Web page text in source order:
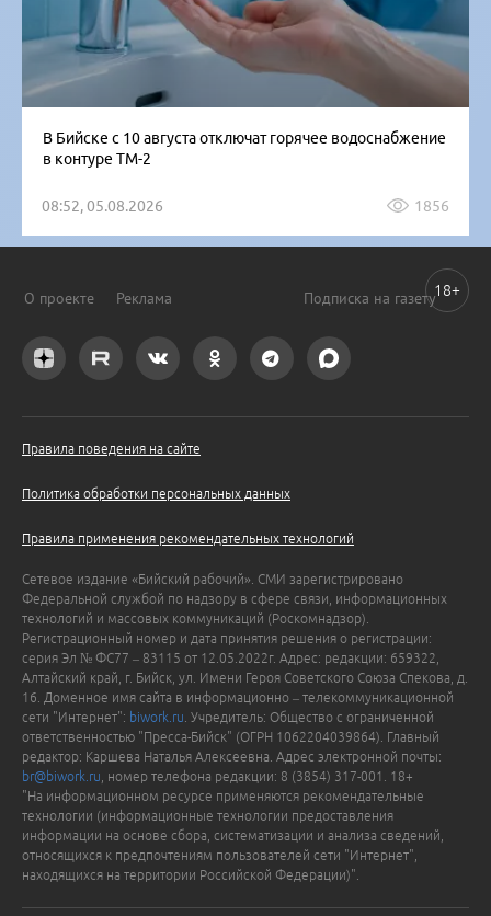
В Бийске с 10 августа отключат горячее водоснабжение
в контуре ТМ-2
08:52, 05.08.2026 1856
О проекте Реклама Подписка на газету
Правила поведения на сайте
Политика обработки персональных данных
Правила применения рекомендательных технологий
Сетевое издание «Бийский рабочий». СМИ зарегистрировано
Федеральной службой по надзору в сфере связи, информационных
технологий и массовых коммуникаций (Роскомнадзор).
Регистрационный номер и дата принятия решения о регистрации:
серия Эл № ФС77 – 83115 от 12.05.2022г. Адрес: редакции: 659322,
Алтайский край, г. Бийск, ул. Имени Героя Советского Союза Спекова, д.
16. Доменное имя сайта в информационно – телекоммуникационной
сети "Интернет": biwork.ru . Учредитель: Общество с ограниченной
ответственностью "Пресса-Бийск" (ОГРН 1062204039864). Главный
редактор: Каршева Наталья Алексеевна. Адрес электронной почты:
br@biwork.ru , номер телефона редакции: 8 (3854) 317-001. 18+
"На информационном ресурсе применяются рекомендательные
технологии (информационные технологии предоставления
информации на основе сбора, систематизации и анализа сведений,
относящихся к предпочтениям пользователей сети "Интернет",
находящихся на территории Российской Федерации)".
18+